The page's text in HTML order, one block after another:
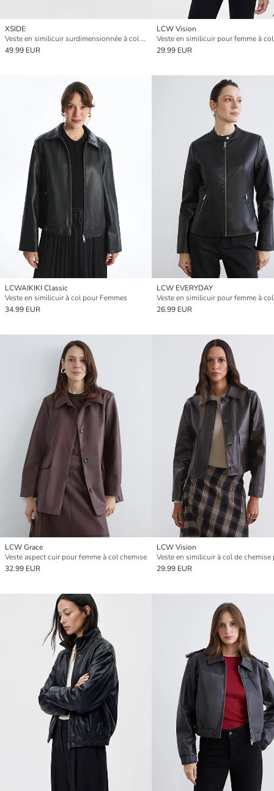
XSIDE
Veste en similicuir surdimensionnée à col montant pour femme
49.99 EUR
LCW Vision
29.99 EUR
LCWAIKIKI Classic
Veste en similicuir à col pour Femmes
34.99 EUR
LCW EVERYDAY
Veste en similicuir pour femme à
26.99 EUR
LCW Grace
Veste aspect cuir pour femme à col chemise
32.99 EUR
LCW Vision
29.99 EUR